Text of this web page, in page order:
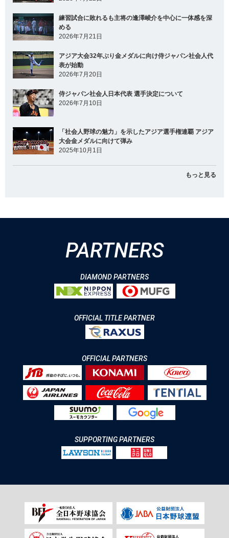
練習試合に敗れるも主将の逢澤崚介を中心に一体感を深
める
2026年7月21日
アジア大会32年ぶり金メダルに向け侍ジャパン社会人代
表が始動
2026年7月20日
侍ジャパン社会人日本代表 選手決定について
2026年7月10日
「社会人野球の魅力」を示したアジア選手権連覇 アジア
大会金メダルに向けて弾み
2025年10月1日
もっと見る
PARTNERS
DIAMOND PARTNERS
OFFICIAL TITLE PARTNER
OFFICIAL PARTNERS
SUPPORTING PARTNERS